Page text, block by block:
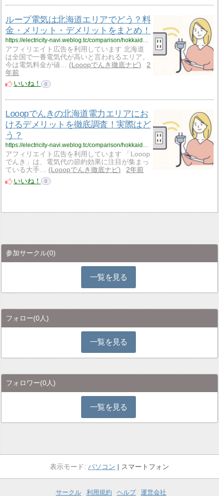
ループ電気は北海道エリアでどう？料
金・メリット・デメリットをまとめ！
https://electricity-navi.weblog.tc/comparison/hokkaido03/
アフィリエイト広告を利用しています 北海道
は全国で一番電気代が高いと言われるエリア。
今は電気料金が値…
Looopでんき徹底ナビ
2
年前
いいね！
0
Looopでんきの北海道電力エリアにお
けるデメリットを徹底調査！実際はど
う？
https://electricity-navi.weblog.tc/comparison/hokkaido02/
アフィリエイト広告を利用しています 「Looop
でんき」は、電気代の節約効果に注目が集まっ
ている大手…
Looopでんき徹底ナビ
2年前
いいね！
0
参加サークル(0)
一覧を見る
フォロー(0人)
一覧を見る
フォロワー(0人)
一覧を見る
パソコン スマートフォン
サークル 利用規約 ヘルプ 運営会社